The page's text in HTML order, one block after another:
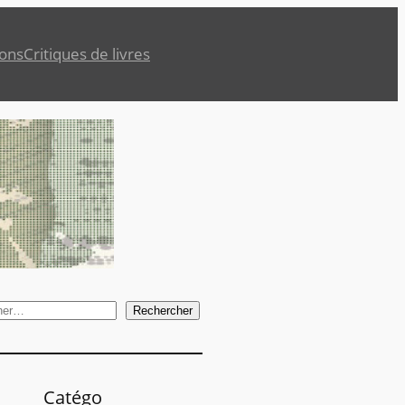
Critiques de livres
Rechercher
Catégo